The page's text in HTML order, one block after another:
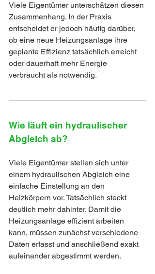
Viele Eigentümer unterschätzen diesen
Zusammenhang. In der Praxis
entscheidet er jedoch häufig darüber,
ob eine neue Heizungsanlage ihre
geplante Effizienz tatsächlich erreicht
oder dauerhaft mehr Energie
verbraucht als notwendig.
Wie läuft ein hydraulischer
Abgleich ab?
Viele Eigentümer stellen sich unter
einem hydraulischen Abgleich eine
einfache Einstellung an den
Heizkörpern vor. Tatsächlich steckt
deutlich mehr dahinter. Damit die
Heizungsanlage effizient arbeiten
kann, müssen zunächst verschiedene
Daten erfasst und anschließend exakt
aufeinander abgestimmt werden.